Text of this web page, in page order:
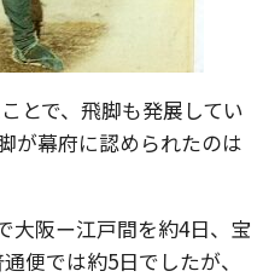
とで、飛脚も発展してい
が幕府に認められたのは
大阪ー江戸間を約4日、宝
便では約5日でしたが、